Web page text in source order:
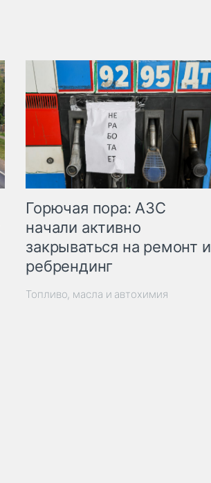
Горючая пора: АЗС
начали активно
закрываться на ремонт и
ребрендинг
Топливо, масла и автохимия